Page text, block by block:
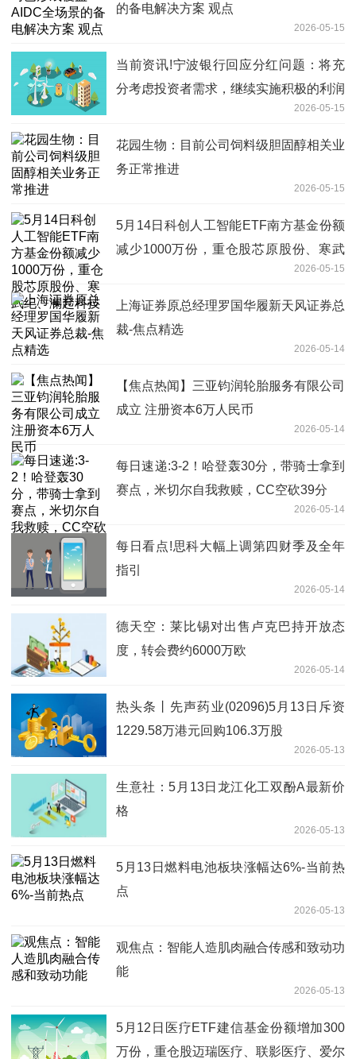
的备电解决方案 观点
2026-05-15
当前资讯!宁波银行回应分红问题：将充
分考虑投资者需求，继续实施积极的利润
2026-05-15
花园生物：目前公司饲料级胆固醇相关业
务正常推进
2026-05-15
5月14日科创人工智能ETF南方基金份额
减少1000万份，重仓股芯原股份、寒武
2026-05-15
上海证券原总经理罗国华履新天风证券总
裁-焦点精选
2026-05-14
【焦点热闻】三亚钧润轮胎服务有限公司
成立 注册资本6万人民币
2026-05-14
每日速递:3-2！哈登轰30分，带骑士拿到
赛点，米切尔自我救赎，CC空砍39分
2026-05-14
每日看点!思科大幅上调第四财季及全年
指引
2026-05-14
德天空：莱比锡对出售卢克巴持开放态
度，转会费约6000万欧
2026-05-14
热头条丨先声药业(02096)5月13日斥资
1229.58万港元回购106.3万股
2026-05-13
生意社：5月13日龙江化工双酚A最新价
格
2026-05-13
5月13日燃料电池板块涨幅达6%-当前热
点
2026-05-13
观焦点：智能人造肌肉融合传感和致动功
能
2026-05-13
5月12日医疗ETF建信基金份额增加300
万份，重仓股迈瑞医疗、联影医疗、爱尔